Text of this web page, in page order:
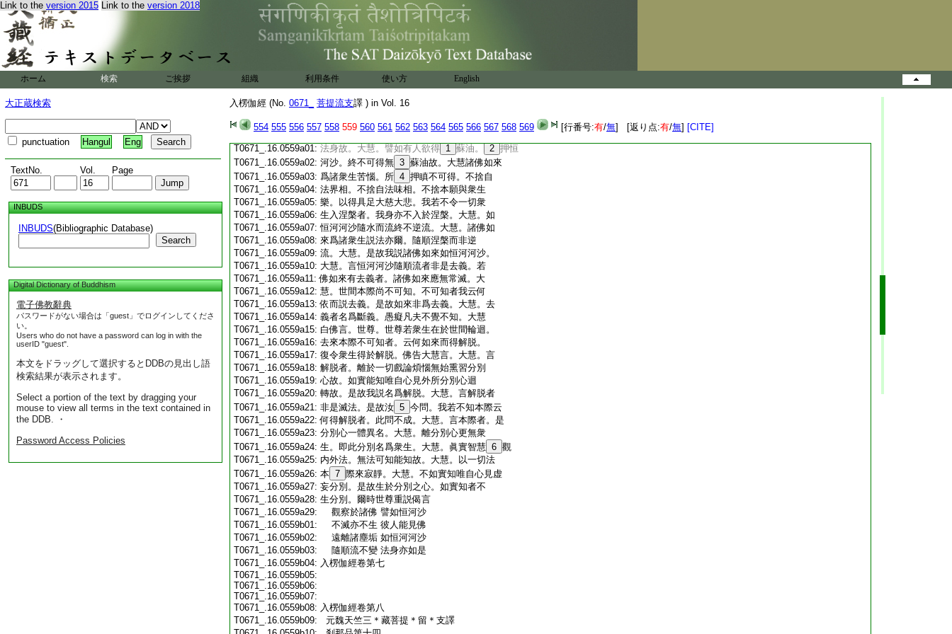
Link to the version 2015 Link to the version 2018
ホーム 検索 ご挨拶 組織 利用条件 使い方 English
大正蔵検索
punctuation Hangul Eng
TextNo. Vol. Page
INBUDS
INBUDS(Bibliographic Database)
Search
Digital Dictionary of Buddhism
電子佛教辭典
パスワードがない場合は「guest」でログインしてくださ
い。
Users who do not have a password can log in with the
userID "guest".
本文をドラッグして選択するとDDBの見出し語
検索結果が表示されます。
Select a portion of the text by dragging your
mouse to view all terms in the text contained in
the DDB. ・
Password Access Policies
入楞伽經 (No. 0671_ 菩提流支譯 ) in Vol. 16
554 555 556 557 558 559 560 561 562 563 564 565 566 567 568 569 [行番号:有/無] [返り点:有/無] [CITE]
T0671_.16.0558c19:沙無量無邊。大慧。諸佛如來亦復如是。出
T0671_.16.0558c20: 於世間放無量光。遍於一切諸佛大會。爲
T0671_.16.0558c21:化衆生令覺知故。大慧。如恒河河沙更
T0671_.16.0558c22:
不生相。如彼微塵微塵體相如是而住。大
慧。諸佛如來亦復如是。於世間中不生不
滅。諸佛如來斷有因故。大慧。如恒河河沙
T0671_.16.0558c25:若出於河亦不可見入於河中亦不可見。
T0671_.16.0558c26: 亦不起心我出入河。大慧。諸佛如來智慧
T0671_.16.0558c27:之力亦復如是。度諸衆生亦不盡滅亦不
T0671_.16.0558c28:増長。何以故。諸法無身故。大慧。一切有身
T0671_.16.0558c29:皆是無常磨滅之法。非無身法。諸佛如來唯
T0671_.16.0559a01: 法身故。大慧。譬如有人欲得 1 蘇油。 2 押恒
T0671_.16.0559a02: 河沙。終不可得無 3 蘇油故。大慧諸佛如來
T0671_.16.0559a03: 爲諸衆生苦惱。所 4 押瞋不可得。不捨自
T0671_.16.0559a04: 法界相。不捨自法味相。不捨本願與衆生
T0671_.16.0559a05: 樂。以得具足大慈大悲。我若不令一切衆
T0671_.16.0559a06: 生入涅槃者。我身亦不入於涅槃。大慧。如
T0671_.16.0559a07:恒河河沙隨水而流終不逆流。大慧。諸佛如
T0671_.16.0559a08: 來爲諸衆生説法亦爾。隨順涅槃而非逆
T0671_.16.0559a09: 流。大慧。是故我説諸佛如來如恒河河沙。
T0671_.16.0559a10: 大慧。言恒河河沙隨順流者非是去義。若
T0671_.16.0559a11:佛如來有去義者。諸佛如來應無常滅。大
T0671_.16.0559a12: 慧。世間本際尚不可知。不可知者我云何
T0671_.16.0559a13:依而説去義。是故如來非爲去義。大慧。去
T0671_.16.0559a14: 義者名爲斷義。愚癡凡夫不覺不知。大慧
T0671_.16.0559a15: 白佛言。世尊。世尊若衆生在於世間輪迴。
T0671_.16.0559a16: 去來本際不可知者。云何如來而得解脱。
T0671_.16.0559a17: 復令衆生得於解脱。佛告大慧言。大慧。言
T0671_.16.0559a18: 解脱者。離於一切戲論煩惱無始熏習分別
T0671_.16.0559a19: 心故。如實能知唯自心見外所分別心迴
T0671_.16.0559a20: 轉故。是故我説名爲解脱。大慧。言解脱者
T0671_.16.0559a21: 非是滅法。是故汝 5 今問。我若不知本際云
T0671_.16.0559a22:何得解脱者。此問不成。大慧。言本際者。是
T0671_.16.0559a23: 分別心一體異名。大慧。離分別心更無衆
T0671_.16.0559a24: 生。即此分別名爲衆生。大慧。眞實智慧 6 觀
T0671_.16.0559a25: 内外法。無法可知能知故。大慧。以一切法
T0671_.16.0559a26: 本 7 際來寂靜。大慧。不如實知唯自心見虚
T0671_.16.0559a27: 妄分別。是故生於分別之心。如實知者不
T0671_.16.0559a28: 生分別。爾時世尊重説偈言
T0671_.16.0559a29:
觀察於諸佛 譬如恒河沙
T0671_.16.0559b01:
不滅亦不生 彼人能見佛
T0671_.16.0559b02:
遠離諸塵垢 如恒河河沙
T0671_.16.0559b03:
隨順流不變 法身亦如是
T0671_.16.0559b04: 入楞伽經卷第七
T0671_.16.0559b05:
T0671_.16.0559b06:
T0671_.16.0559b07:
T0671_.16.0559b08: 入楞伽經卷第八
T0671_.16.0559b09:
元魏天竺三＊藏菩提＊留＊支譯